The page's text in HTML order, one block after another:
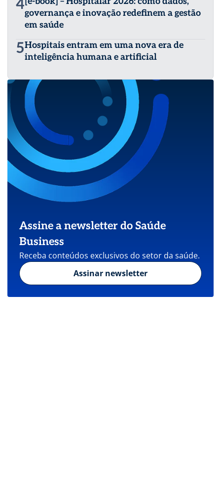
4governança e inovação redefinem a gestão
em saúde
5Hospitais entram em uma nova era de
inteligência humana e artificial
Assine a newsletter do Saúde
Business
Receba conteúdos exclusivos do setor da saúde.
Assinar newsletter